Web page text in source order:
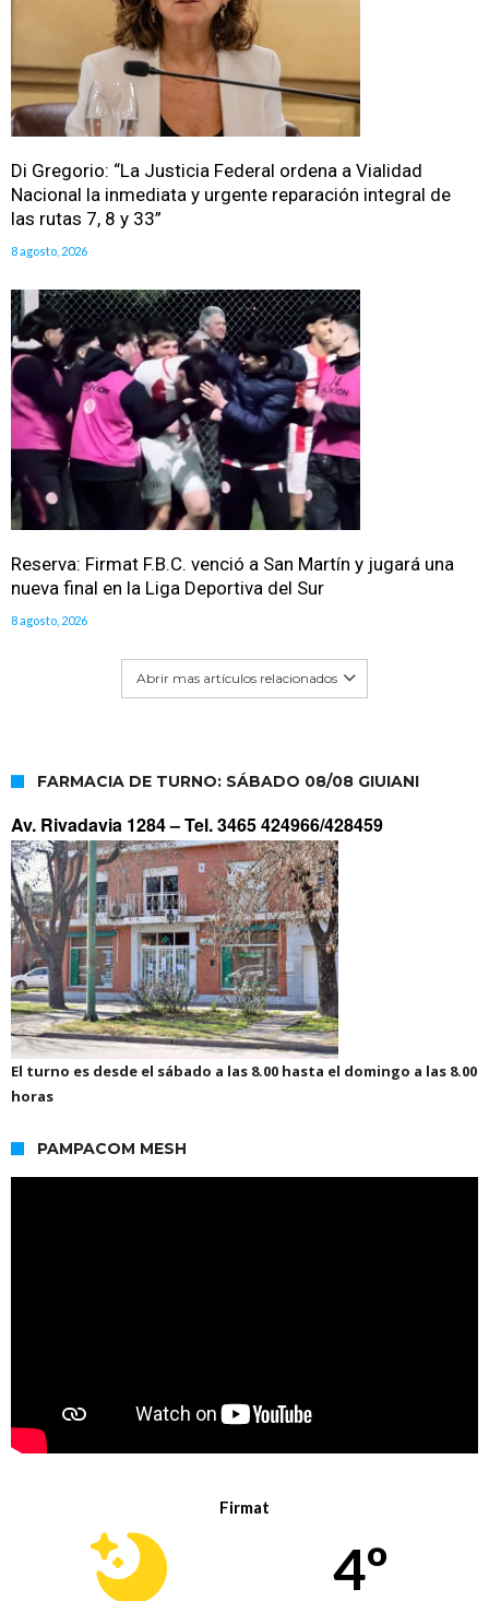
Di Gregorio: “La Justicia Federal ordena a Vialidad
Nacional la inmediata y urgente reparación integral de
las rutas 7, 8 y 33”
8 agosto, 2026
Reserva: Firmat F.B.C. venció a San Martín y jugará una
nueva final en la Liga Deportiva del Sur
8 agosto, 2026
Abrir mas artículos relacionados
FARMACIA DE TURNO: SÁBADO 08/08 GIUIANI
Av. Rivadavia 1284 –Tel. 3465 424966/428459
El turno es desde el sábado a las 8.00 hasta el domingo a las 8.00
horas
PAMPACOM MESH
Firmat
4º